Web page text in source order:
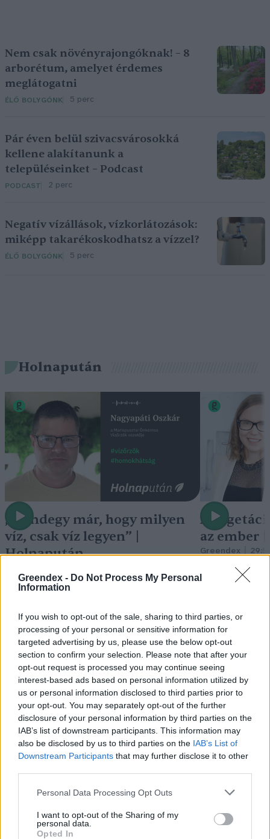
Greendex - Do Not Process My Personal
Information
If you wish to opt-out of the sale, sharing to third parties, or
processing of your personal or sensitive information for
targeted advertising by us, please use the below opt-out
section to confirm your selection. Please note that after your
opt-out request is processed you may continue seeing
interest-based ads based on personal information utilized by
us or personal information disclosed to third parties prior to
your opt-out. You may separately opt-out of the further
disclosure of your personal information by third parties on the
IAB’s list of downstream participants. This information may
also be disclosed by us to third parties on the IAB’s List of
Downstream Participants that may further disclose it to other
Personal Data Processing Opt Outs
I want to opt-out of the Sharing of my
personal data.
Opted In
Nem csak növényrajongóknak! – 8
arborétum, amelyet érdemes
meglátogatni
ÉLŐ BOLYGÓNK 5 perc
Pár éven belül szivacsvárosokká
kellene alakítanunk a
településeinket – Podcast
PODCAST 2 perc
Negatív vízállások, vízkorlátozások:
miképp takarékoskodhatsz a vízzel?
ÉLŐ BOLYGÓNK 5 perc
Holnapután
„Mindegy már, hogy milyen
víz, csak víz legyen” |
Holnapután
A
az ember
Greendex
Nem csak növényrajongóknak!
– 8 arborétum, amelyet
érdemes meglátogatni
ÉLŐ BOLYGÓNK Granát-Galló Tímea 5 perc